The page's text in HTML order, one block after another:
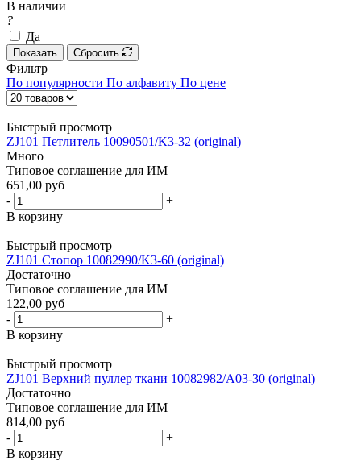
В наличии
?
Да
Показать Сбросить
Фильтр
По популярности По алфавиту По цене
Быстрый просмотр
ZJ101 Петлитель 10090501/K3-32 (original)
Много
Типовое соглашение для ИМ
651,00 руб
-
+
В корзину
Быстрый просмотр
ZJ101 Стопор 10082990/K3-60 (original)
Достаточно
Типовое соглашение для ИМ
122,00 руб
-
+
В корзину
Быстрый просмотр
ZJ101 Верхний пуллер ткани 10082982/A03-30 (original)
Достаточно
Типовое соглашение для ИМ
814,00 руб
-
+
В корзину